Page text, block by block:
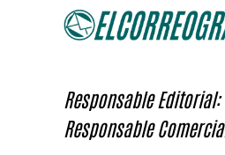
Responsable Editorial:
Responsable